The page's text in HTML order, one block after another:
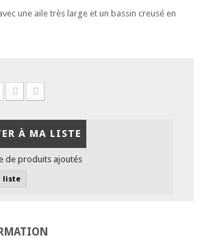
une aile très large et un bassin creusé en
À MA LISTE
de produits ajoutés
liste